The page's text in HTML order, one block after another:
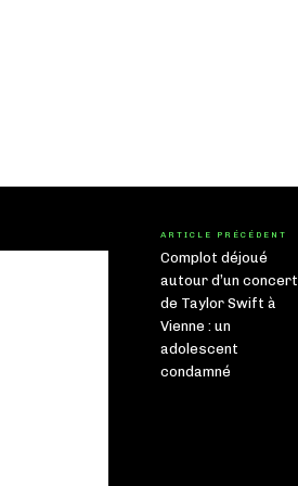
ARTICLE PRÉCÉDENT
Complot déjoué
autour d’un concert
de Taylor Swift à
Vienne : un
adolescent
condamné